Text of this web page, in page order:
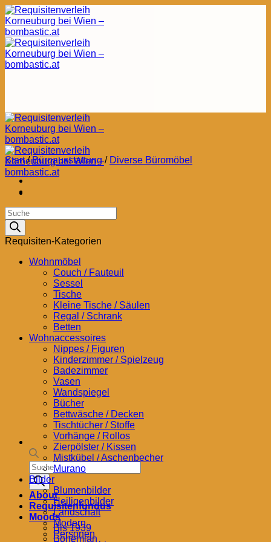
Zum
Inhalt
springen
Products
search
About
Requisitenfundus
Moods
Bis 1939
Bohemian
Start / Büroausstattung / Diverse Büromöbel
Products
search
Requisiten-Kategorien
Wohnmöbel
Couch / Fauteuil
Sessel
Tische
Kleine Tische / Säulen
Regal / Schrank
Betten
Wohnaccessoires
Nippes / Figuren
Kinderzimmer / Spielzeug
Badezimmer
Vasen
Wandspiegel
Bücher
Bettwäsche / Decken
Tischtücher / Stoffe
Vorhänge / Rollos
Zierpölster / Kissen
Mistkübel / Aschenbecher
Murano
Bilder
Blumenbilder
Heiligenbilder
Landschaft
Modern
Personen